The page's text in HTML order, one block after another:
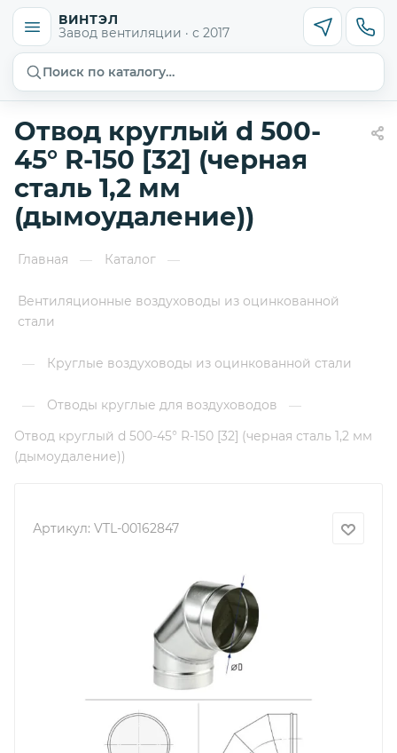
ВИНТЭЛ
Завод вентиляции · с 2017
Поиск по каталогу…
Отвод круглый d 500-
45° R-150 [32] (черная
сталь 1,2 мм
(дымоудаление))
Главная — Каталог —
Вентиляционные воздуховоды из оцинкованной
стали
— Круглые воздуховоды из оцинкованной стали
— Отводы круглые для воздуховодов
—
Отвод круглый d 500-45° R-150 [32] (черная сталь 1,2 мм
(дымоудаление))
Артикул: VTL-00162847